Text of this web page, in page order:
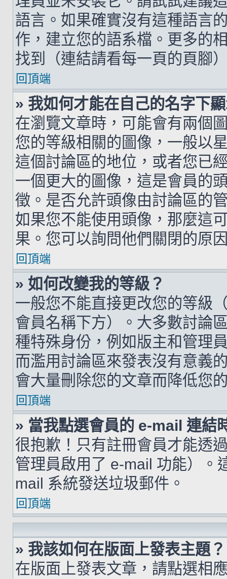
語言。如果確實沒有這種語言
作，建立您的語系檔。更多的
找到（連結請看每一頁的頁腳
回頂端
» 我如何才能在自己的名字下
在瀏覽文章時，可能會有兩個
您的等級相關的圖像，一般以
這個討論區的地位，或者您已
一個更大的圖像，這是會員的
徵。是否允許頭像由討論區的
如果您不能使用頭像，那麼這
果。您可以詢問他們關閉的原
回頂端
» 如何改變我的等級？
一般您不能直接更改您的等級
會員名稱下方）。大多數討論
種特殊身份，例如版主和管理
而濫用討論區來發表沒有意義
會大量刪除您的文章而降低您
回頂端
» 當我點選會員的 e-mail 連結
很抱歉！只有註冊會員才能透
管理員啟用了 e-mail 功能）。
mail 系統發送垃圾郵件。
回頂端
» 我該如何在版面上發表主題？
在版面上發表文章，請點選相